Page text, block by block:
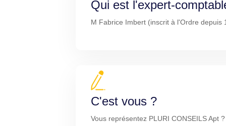
Qui est l'expert-
M Fabrice Imbert (inscrit à l'Ordre depuis
C'est vous ?
Vous représentez PLURI CONSEILS Apt